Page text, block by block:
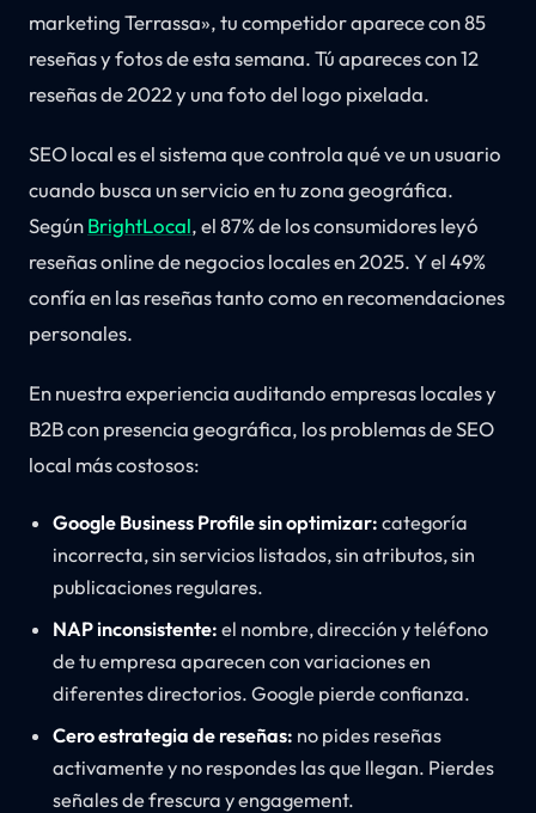
marketing Terrassa», tu competidor aparece con 85
reseñas y fotos de esta semana. Tú apareces con 12
reseñas de 2022 y una foto del logo pixelada.
SEO local es el sistema que controla qué ve un usuario
cuando busca un servicio en tu zona geográfica.
SegúnBrightLocal, el 87% de los consumidores leyó
reseñas online de negocios locales en 2025. Y el 49%
confía en las reseñas tanto como en recomendaciones
personales.
En nuestra experiencia auditando empresas locales y
B2B con presencia geográfica, los problemas de SEO
local más costosos:
Google Business Profile sin optimizar: categoría
incorrecta, sin servicios listados, sin atributos, sin
publicaciones regulares.
NAP inconsistente: el nombre, dirección y teléfono
de tu empresa aparecen con variaciones en
diferentes directorios. Google pierde confianza.
Cero estrategia de reseñas: no pides reseñas
activamente y no respondes las que llegan. Pierdes
señales de frescura y engagement.